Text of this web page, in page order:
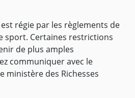
régie par les règlements de
sport. Certaines restrictions
de plus amples
communiquer avec le
ministère des Richesses